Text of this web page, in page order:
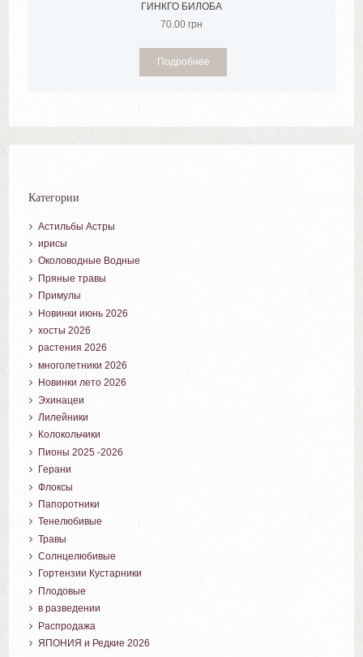
ГИНКГО БИЛОБА
70.00 грн
Подробнее
Категории
Астильбы Астры
ирисы
Околоводные Водные
Пряные травы
Примулы
Новинки июнь 2026
хосты 2026
растения 2026
многолетники 2026
Новинки лето 2026
Эхинацеи
Лилейники
Колокольчики
Пионы 2025 -2026
Герани
Флоксы
Папоротники
Тенелюбивые
Травы
Солнцелюбивые
Гортензии Кустарники
Плодовые
в разведении
Распродажа
ЯПОНИЯ и Редкие 2026